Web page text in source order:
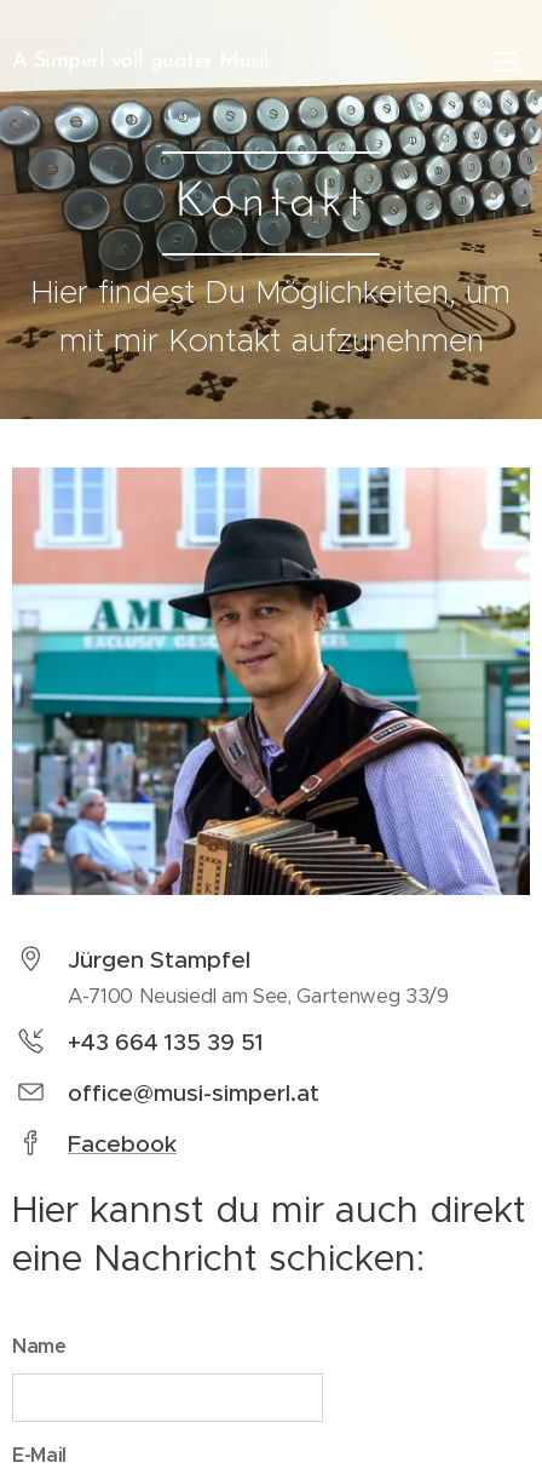
A Simperl voll guater Musi!
Kontakt
Hier findest Du Möglichkeiten, um
mit mir Kontakt aufzunehmen
Jürgen Stampfel
A-7100 Neusiedl am See, Gartenweg 33/9
+43 664 135 39 51
office@musi-simperl.at
Facebook
Hier kannst du mir auch direkt
eine Nachricht schicken:
Name
E-Mail